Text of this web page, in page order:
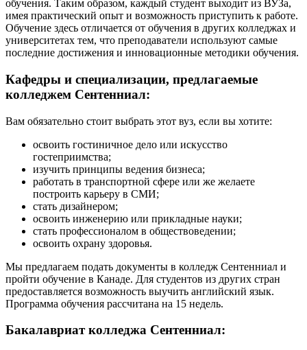
обучения. Таким образом, каждый студент выходит из ВУЗа,
имея практический опыт и возможность приступить к работе.
Обучение здесь отличается от обучения в других колледжах и
университетах тем, что преподаватели используют самые
последние достижения и инновационные методики обучения.
Кафедры и специализации, предлагаемые
колледжем Сентенниал:
Вам обязательно стоит выбрать этот вуз, если вы хотите:
освоить гостиничное дело или искусство
гостеприимства;
изучить принципы ведения бизнеса;
работать в транспортной сфере или же желаете
построить карьеру в СМИ;
стать дизайнером;
освоить инженерию или прикладные науки;
стать профессионалом в обществоведении;
освоить охрану здоровья.
Мы предлагаем подать документы в колледж Сентенниал и
пройти обучение в Канаде. Для студентов из других стран
предоставляется возможность выучить английский язык.
Программа обучения рассчитана на 15 недель.
Бакалавриат колледжа Сентенниал: